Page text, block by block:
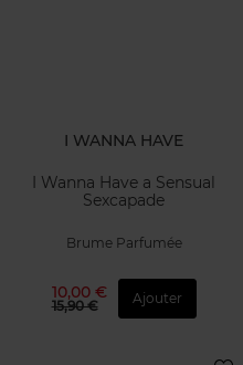
I WANNA HAVE
I Wanna Have a Sensual
Sexcapade
Brume Parfumée
10,00 €
15,90 € Ajouter